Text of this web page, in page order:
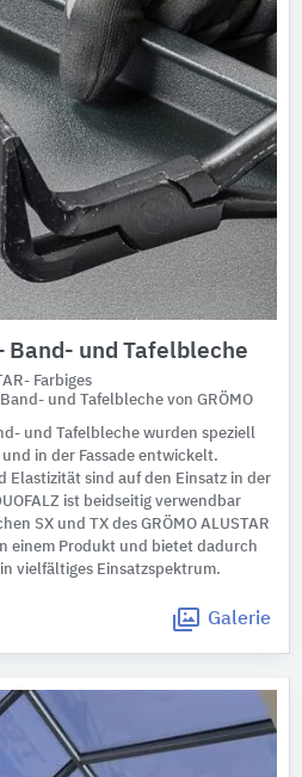
Band- und Tafelbleche
Farbiges
und Tafelbleche von GRÖMO
und Tafelbleche wurden speziell
in der Fassade entwickelt.
Elastizität sind auf den Einsatz in der
ist beidseitig verwendbar
SX und TX des GRÖMO ALUSTAR
einem Produkt und bietet dadurch
vielfältiges Einsatzspektrum.
Galerie